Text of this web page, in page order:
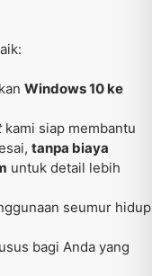
Windows 10 ke
kami siap membantu
tanpa biaya
untuk detail lebih
seumur hidup
bagi Anda yang